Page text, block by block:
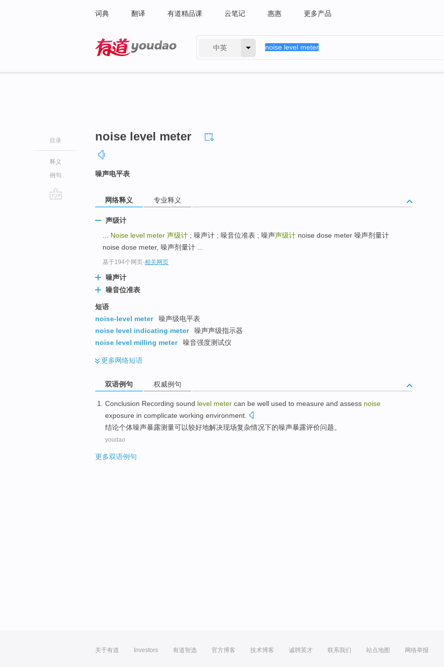
词典 翻译 有道精品课 云笔记 惠惠 更多产品
中英
目录
释义
例句
noise level meter
噪声电平表
网络释义 专业释义
声级计
Noise level meter 声级计 ; 噪声计 ; 噪音位准表 ; 噪声声级计 noise dose meter 噪声剂量计
noise dose meter, 噪声剂量计 ...
基于194个网页-相关网页
噪声计
噪音位准表
短语
noise-level meter
噪声级电平表
noise level indicating meter
噪声声级指示器
noise level milling meter
噪音强度测试仪
更多网络短语
双语例句 权威例句
Conclusion Recording sound level meter can be well used to measure and assess noise
exposure in complicate working environment.
结论个体噪声暴露测量可以较好地解决现场复杂情况下的噪声暴露评价问题。
youdao
更多双语例句
关于有道 Investors 有道智选 官方博客 技术博客 诚聘英才 联系我们 站点地图 网络举报